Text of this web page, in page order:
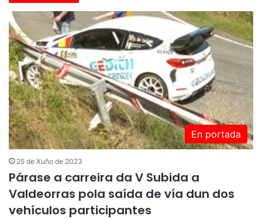
En portada
25 de Xuño de 2023
Párase a carreira da V Subida a
Valdeorras pola saída de vía dun dos
vehículos participantes